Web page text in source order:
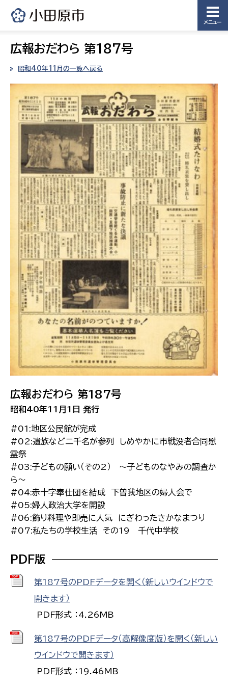
メニュー
広報おだわら 第187号
昭和40年11月の一覧へ戻る
広報おだわら 第187号
昭和40年11月1日 発行
#01:地区公民館が完成
#02:遺族など二千名が参列 しめやかに市戦没者合同慰
霊祭
#03:子どもの願い（その2） 〜子どものなやみの調査か
ら〜
#04:赤十字奉仕団を結成 下曽我地区の婦人会で
#05:婦人政治大学を開設
#06:飾り料理や即売に人気 にぎわったさかなまつり
#07:私たちの学校生活 その19 千代中学校
PDF版
第187号のPDFデータを開く（新しいウインドウで
開きます）
PDF形式 ：4.26MB
第187号のPDFデータ（高解像度版）を開く（新しい
ウインドウで開きます）
PDF形式 ：19.46MB